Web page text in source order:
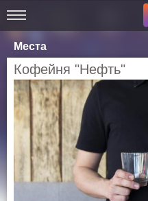
Места
Кофейня "Нефть"